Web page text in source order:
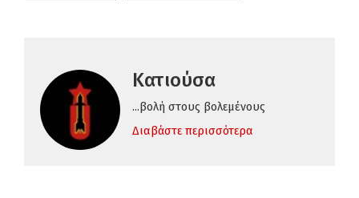
Κατιούσα
...βολή στους βολεμένους
Διαβάστε περισσότερα